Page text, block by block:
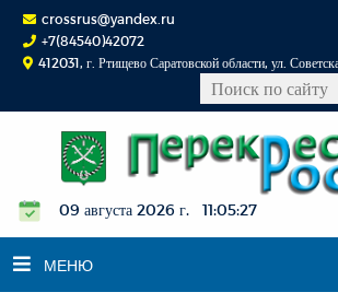
crossrus@yandex.ru
+7(84540)42072
412031, г. Ртищево Саратовской области, ул.
09 августа 2026 г. 11:05:28
МЕНЮ